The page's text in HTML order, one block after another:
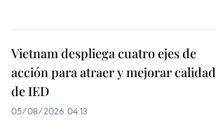
Vietnam despliega cuatro ejes de
acción para atraer y mejorar calidad
de IED
05/08/2026 04:13